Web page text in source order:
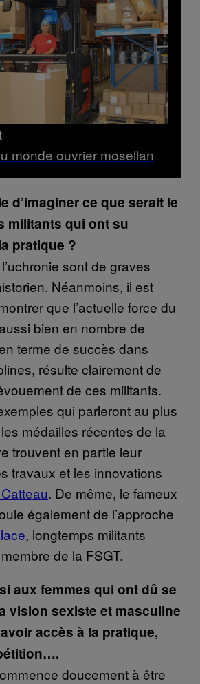
monde ouvrier mosellan
d’imaginer ce que serait le
militants qui ont su
pratique ?
sont de graves
Néanmoins, il est
que l’actuelle force du
bien en nombre de
terme de succès dans
résulte clairement de
de ces militants.
qui parleront au plus
médailles récentes de la
trouvent en partie leur
travaux et les innovations
. De même, le fameux
également de l’approche
, longtemps militants
de la FSGT.
aux femmes qui ont dû se
vision sexiste et masculine
accès à la pratique,
doucement à être